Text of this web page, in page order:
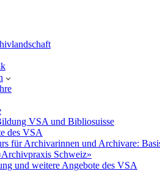
VSA und Bibliosuisse
des VSA
für Archivarinnen und Archivare:
Schweiz»
und weitere Angebote des VSA